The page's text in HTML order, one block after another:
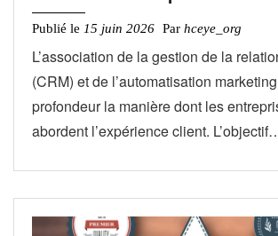
Publié le 15 juin 2026 Par hceye_org
L’association de la gestion de la
(CRM) et de l’automatisation
profondeur la manière dont les
abordent l’expérience client.